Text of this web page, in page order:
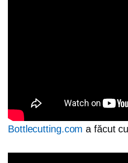
Bottlecutting.com a făcut